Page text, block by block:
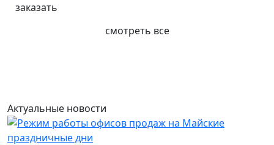
заказать
смотреть все
Актуальные новости